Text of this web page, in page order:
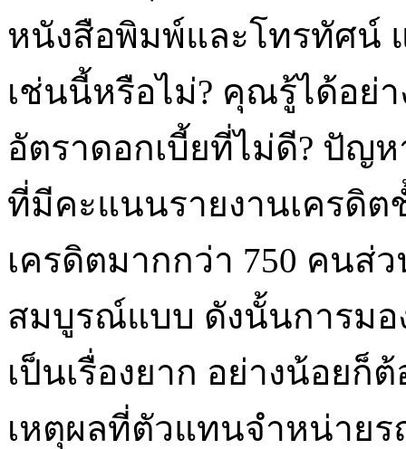
หนังสือพิมพ์และโทรทัศน์
เช่นนี้หรือไม่? คุณรู้ได้อย่า
อัตราดอกเบี้ยที่ไม่ดี? ปัญ
ที่มีคะแนนรายงานเครดิ
เครดิตมากกว่า 750 คนส่
สมบูรณ์แบบ ดังนั้นการมอ
เป็นเรื่องยาก อย่างน้อย
เหตุผลที่ตัวแทนจำหน่าย